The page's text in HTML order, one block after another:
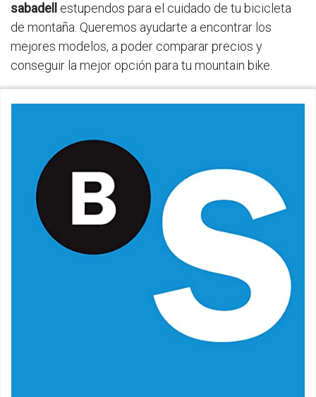
sabadell
estupendos para el cuidado de tu bicicleta
de montaña. Queremos ayudarte a encontrar los
mejores modelos, a poder comparar precios y
conseguir la mejor opción para tu mountain bike.